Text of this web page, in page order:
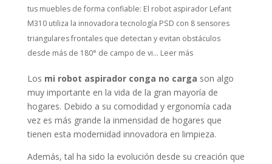
tus muebles de forma confiable: El robot aspirador Lefant
M310 utiliza la innovadora tecnología PSD con 8 sensores
triangulares frontales que detectan y evitan obstáculos
desde más de 180° de campo de vi... Leer más
Los mi robot aspirador conga no carga son algo
muy importante en la vida de la gran mayoría de
hogares. Debido a su comodidad y ergonomía cada
vez es más grande la inmensidad de hogares que
tienen esta modernidad innovadora en limpieza.
Además, tal ha sido la evolución desde su creación que